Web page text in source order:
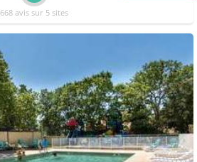
668 avis sur 5 sites